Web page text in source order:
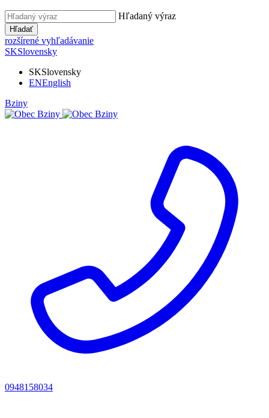
Hľadaný výraz
Hľadať
rozšírené vyhľadávanie
SKSlovensky
SKSlovensky
ENEnglish
Bziny
0948158034